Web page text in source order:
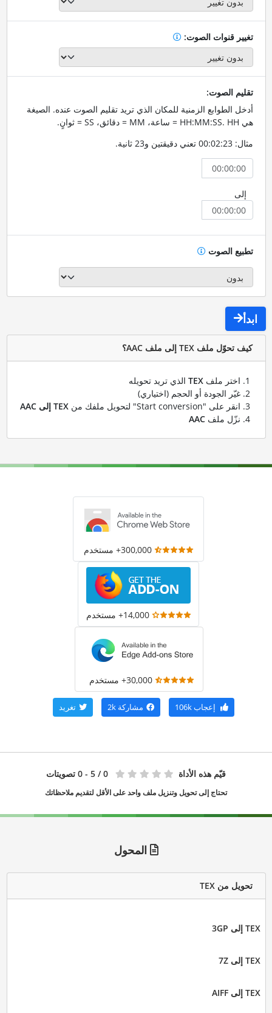
تغيير قنوات الصوت:
تقليم الصوت:
أدخل الطوابع الزمنية للمكان الذي تريد تقليم الصوت عنده. الصيغة
هي HH:MM:SS. HH = ساعة، MM = دقائق، SS = ثوانٍ.
مثال: 00:02:23 تعني دقيقتين و23 ثانية.
إلى
تطبيع الصوت
ابدأ
كيف تحوّل ملف TEX إلى ملف AAC؟
اختر ملف TEXالذي تريد تحويله
غيّر الجودة أو الحجم (اختياري)
انقر على "Start conversion" لتحويل ملفك من
TEX إلى AAC
نزّل ملف AAC
300,000+ مستخدم
14,000+ مستخدم
30,000+ مستخدم
إعجاب106k مشاركة 2k تغريد
قيّم هذه الأداة 0 / 5 - 0 تصويتات
تحتاج إلى تحويل وتنزيل ملف واحد على الأقل لتقديم ملاحظاتك
المحول
تحويل من TEX
TEX إلى 3GP
TEX إلى 7Z
TEX إلى AIFF